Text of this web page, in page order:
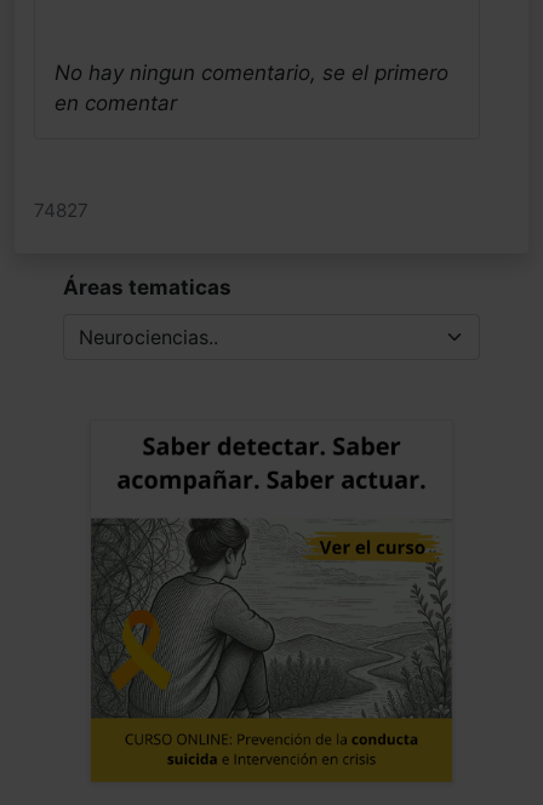
No hay ningun comentario, se el primero
en comentar
74827
Áreas tematicas